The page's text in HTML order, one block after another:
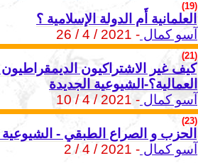
(19)
العلمانية أَم الدولة الإسلامية ؟
آسو كمال - 2021 / 4 / 26
(21)
كيف غير الاشتراكيون
العمالية؟-الشيوعية الجديدة
آسو كمال - 2021 / 4 / 10
(23)
الحزب و الصراع الطبقي - الشيوعية
آسو كمال - 2021 / 4 / 2